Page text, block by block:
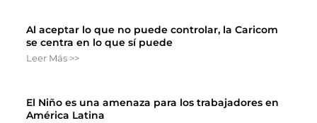
Al aceptar lo que no puede controlar, la Caricom
se centra en lo que sí puede
Leer Más >>
El Niño es una amenaza para los trabajadores en
América Latina